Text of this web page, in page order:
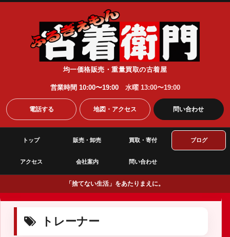
均一価格販売・重量買取の古着屋
営業時間 10:00〜19:00 水曜 13:00〜19:00
電話する 地図・アクセス 問い合わせ
トップ 販売・卸売 買取・寄付 ブログ
アクセス 会社案内 問い合わせ
「捨てない生活」をあたりまえに。
トレーナー